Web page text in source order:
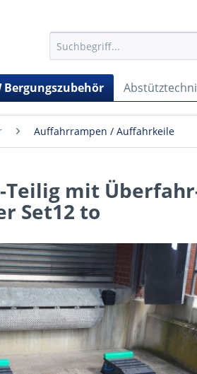
Bergungszubehör
Auffahrrampen / Auffahrkeile
mit
Set12 to